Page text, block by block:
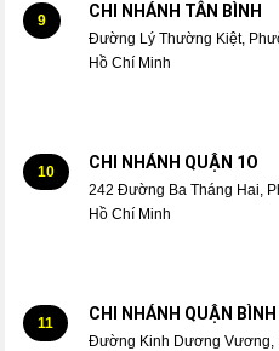
9 CHI NHÁNH TÂN BÌNH
Đường Lý Thường Kiệt,
Hồ Chí Minh
10 CHI NHÁNH QUẬN 1O
242 Đường Ba Tháng Hai,
Hồ Chí Minh
11 CHI NHÁNH QUẬN BÌNH
Đường Kinh Dương Vương,